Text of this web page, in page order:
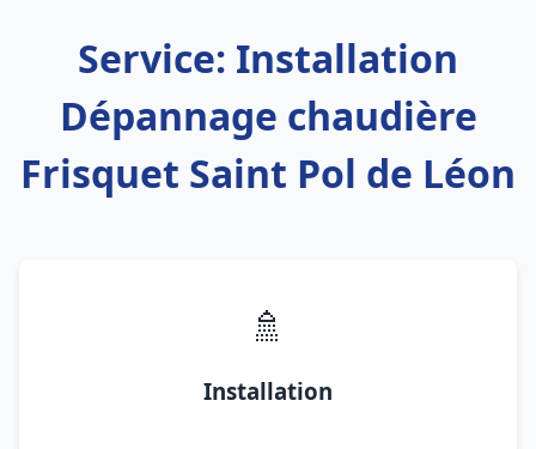
Service: Installation
Dépannage chaudière
Frisquet Saint Pol de Léon
🚿
Installation